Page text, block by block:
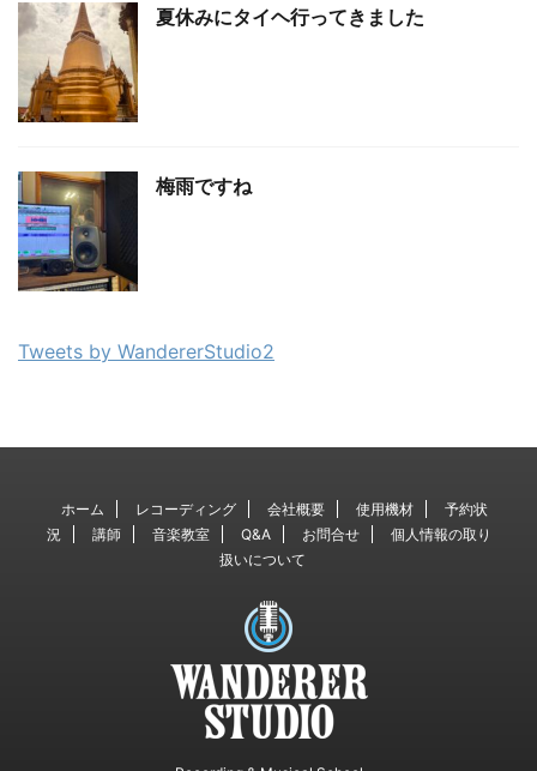
夏休みにタイヘ行ってきました
梅雨ですね
Tweets by WandererStudio2
ホーム レコーディング 会社概要 使用機材
予約状
況
講師 音楽教室 Q&A お問合せ
個人情報の取り
扱いについて